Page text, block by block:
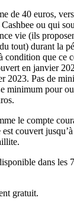
de 40 euros,
ou qui
vie (ils
tout) durant la
condition que ce
en janvier
2023. Pas de
minimum pour
le compte
est couvert
dans les
gratuit.